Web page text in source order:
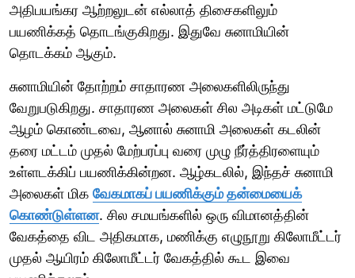
அதிபயங்கர ஆற்றலுடன் எல்லாத் திசைகளிலும்
பயணிக்கத் தொடங்குகிறது. இதுவே சுனாமியின்
தொடக்கம் ஆகும்.
சுனாமியின் தோற்றம் சாதாரண அலைகளிலிருந்து
வேறுபடுகிறது. சாதாரண அலைகள் சில அடிகள் மட்டுமே
ஆழம் கொண்டவை, ஆனால் சுனாமி அலைகள் கடலின்
தரை மட்டம் முதல் மேற்பரப்பு வரை முழு நீர்த்திரளையும்
உள்ளடக்கிப் பயணிக்கின்றன. ஆழ்கடலில், இந்தச் சுனாமி
அலைகள் மிக வேகமாகப் பயணிக்கும் தன்மையைக்
கொண்டுள்ளன. சில சமயங்களில் ஒரு விமானத்தின்
வேகத்தை விட அதிகமாக, மணிக்கு எழுநூறு கிலோமீட்டர்
முதல் ஆயிரம் கிலோமீட்டர் வேகத்தில் கூட இவை